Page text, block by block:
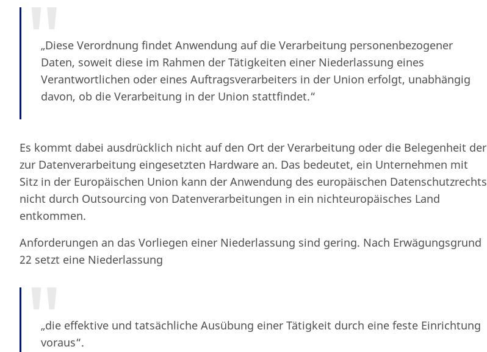
„Diese Verordnung findet Anwendung auf die Verarbeitung personenbezogener
Daten, soweit diese im Rahmen der Tätigkeiten einer Niederlassung eines
Verantwortlichen oder eines Auftragsverarbeiters in der Union erfolgt, unabhängig
davon, ob die Verarbeitung in der Union stattfindet.“
Es kommt dabei ausdrücklich nicht auf den Ort der Verarbeitung oder die Belegenheit der
zur Datenverarbeitung eingesetzten Hardware an. Das bedeutet, ein Unternehmen mit
Sitz in der Europäischen Union kann der Anwendung des europäischen Datenschutzrechts
nicht durch Outsourcing von Datenverarbeitungen in ein nichteuropäisches Land
entkommen.
Anforderungen an das Vorliegen einer Niederlassung sind gering. Nach Erwägungsgrund
22 setzt eine Niederlassung
„die effektive und tatsächliche Ausübung einer Tätigkeit durch eine feste Einrichtung
voraus“.